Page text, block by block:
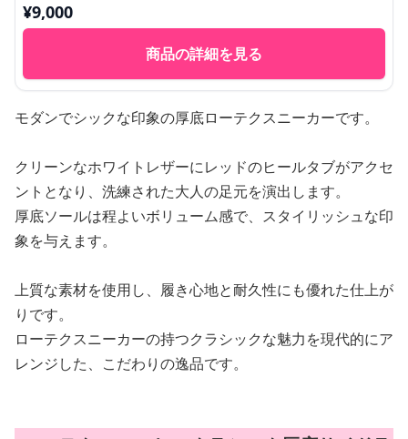
¥9,000
商品の詳細を見る
モダンでシックな印象の厚底ローテクスニーカーです。
クリーンなホワイトレザーにレッドのヒールタブがアクセ
ントとなり、洗練された大人の足元を演出します。
厚底ソールは程よいボリューム感で、スタイリッシュな印
象を与えます。
上質な素材を使用し、履き心地と耐久性にも優れた仕上が
りです。
ローテクスニーカーの持つクラシックな魅力を現代的にア
レンジした、こだわりの逸品です。